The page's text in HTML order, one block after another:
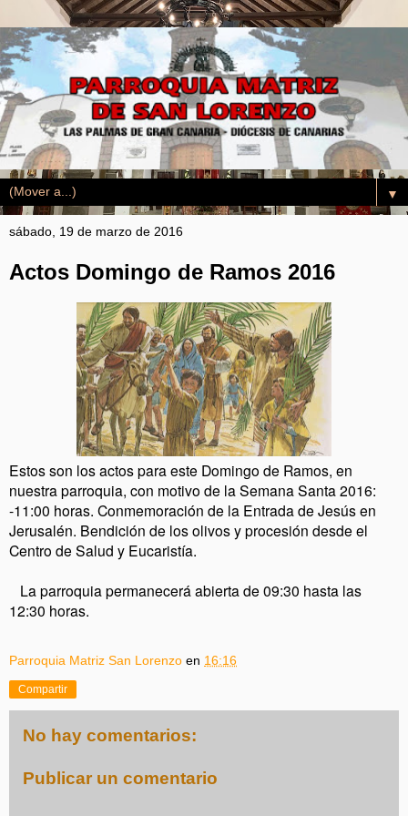
▼
sábado, 19 de marzo de 2016
Actos Domingo de Ramos 2016
Estos son los actos para este Domingo de Ramos, en
nuestra parroquia, con motivo de la Semana Santa 2016:
-11:00 horas. Conmemoración de la Entrada de Jesús en
Jerusalén. Bendición de los olivos y procesión desde el
Centro de Salud y Eucaristía.
La parroquia permanecerá abierta de 09:30 hasta las
12:30 horas.
Parroquia Matriz San Lorenzo en 16:16
Compartir
No hay comentarios:
Publicar un comentario